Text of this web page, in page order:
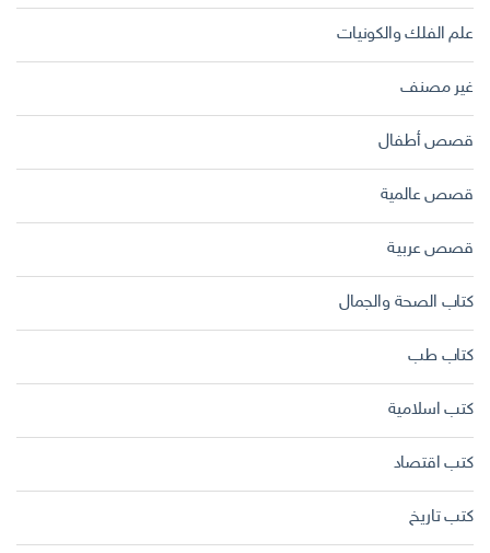
علم الفلك والكونيات
غير مصنف
قصص أطفال
قصص عالمية
قصص عربية
كتاب الصحة والجمال
كتاب طب
كتب اسلامية
كتب اقتصاد
كتب تاريخ